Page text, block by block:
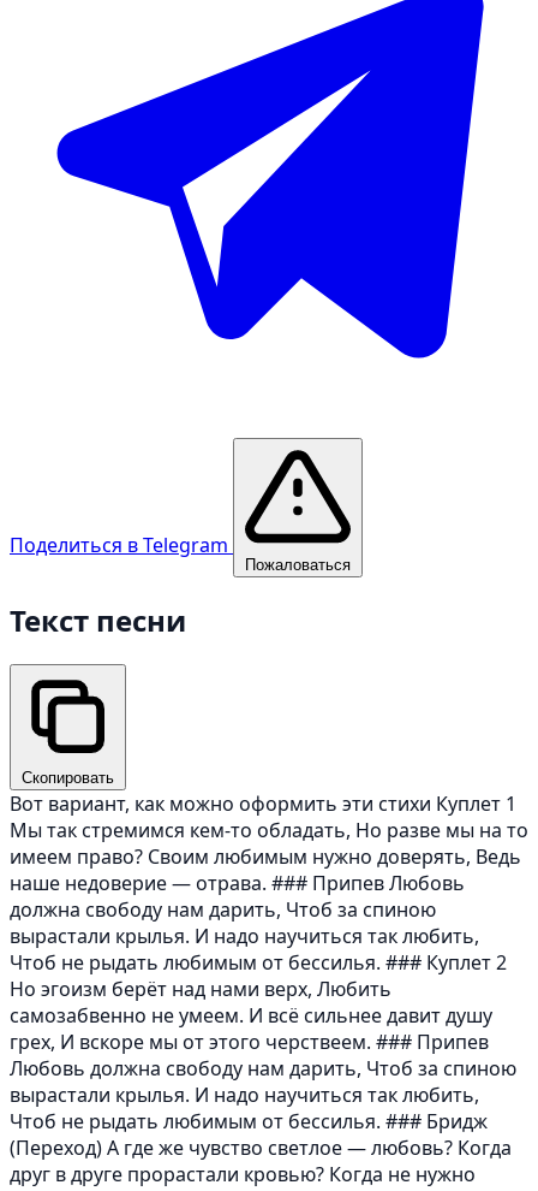
Поделиться в Telegram
Пожаловаться
Текст песни
Скопировать
Вот вариант, как можно оформить эти стихи Куплет 1
Мы так стремимся кем-то обладать, Но разве мы на то
имеем право? Своим любимым нужно доверять, Ведь
наше недоверие — отрава. ### Припев Любовь
должна свободу нам дарить, Чтоб за спиною
вырастали крылья. И надо научиться так любить,
Чтоб не рыдать любимым от бессилья. ### Куплет 2
Но эгоизм берёт над нами верх, Любить
самозабвенно не умеем. И всё сильнее давит душу
грех, И вскоре мы от этого черствеем. ### Припев
Любовь должна свободу нам дарить, Чтоб за спиною
вырастали крылья. И надо научиться так любить,
Чтоб не рыдать любимым от бессилья. ### Бридж
(Переход) А где же чувство светлое — любовь? Когда
друг в друге прорастали кровью? Когда не нужно